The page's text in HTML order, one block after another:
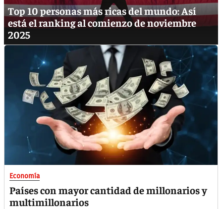
Top 10 personas más ricas del mundo: Así
está el ranking al comienzo de noviembre
2025
Economía
Países con mayor cantidad de millonarios y
multimillonarios